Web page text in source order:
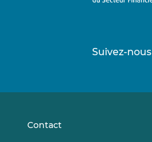
Suivez-nous
Contact